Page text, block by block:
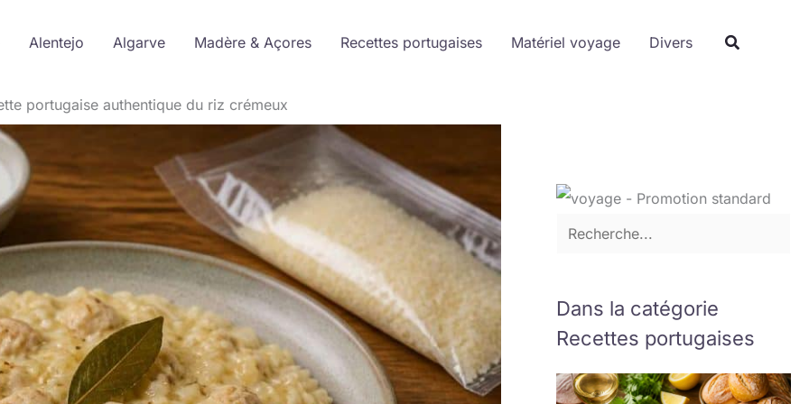
Alentejo Algarve Madère & Açores Recettes portugaises Matériel voyage Divers
portugaise authentique du riz crémeux
e
c
Dans la catégorie
Recettes portugaises